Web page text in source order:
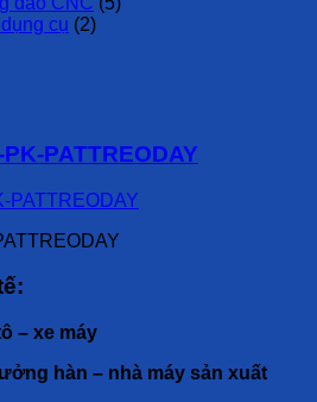
cụ (2)
PATTREODAY
– xe máy
hàn – nhà máy sản xuất